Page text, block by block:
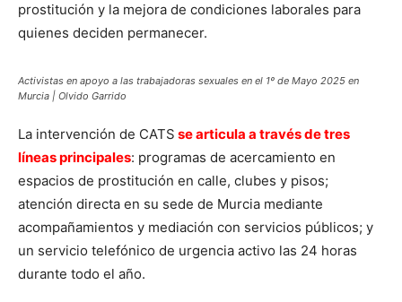
prostitución y la mejora de condiciones laborales para
quienes deciden permanecer.
Activistas en apoyo a las trabajadoras sexuales en el 1º de Mayo 2025 en
Murcia | Olvido Garrido
La intervención de CATS se articula a través de tres
líneas principales: programas de acercamiento en
espacios de prostitución en calle, clubes y pisos;
atención directa en su sede de Murcia mediante
acompañamientos y mediación con servicios públicos; y
un servicio telefónico de urgencia activo las 24 horas
durante todo el año.